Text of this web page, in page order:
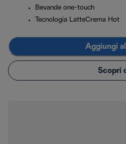
Bevande one-touch
Tecnologia LatteCrema Hot
Aggiungi
Scopri